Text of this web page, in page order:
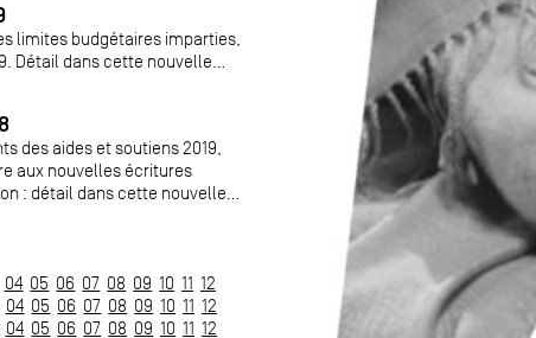
limites budgétaires imparties,
Détail dans cette nouvelle...
des aides et soutiens 2019,
aux nouvelles écritures
: détail dans cette nouvelle...
04 05 06 07 08 09 10 11 12
04 05 06 07 08 09 10 11 12
04 05 06 07 08 09 10 11 12